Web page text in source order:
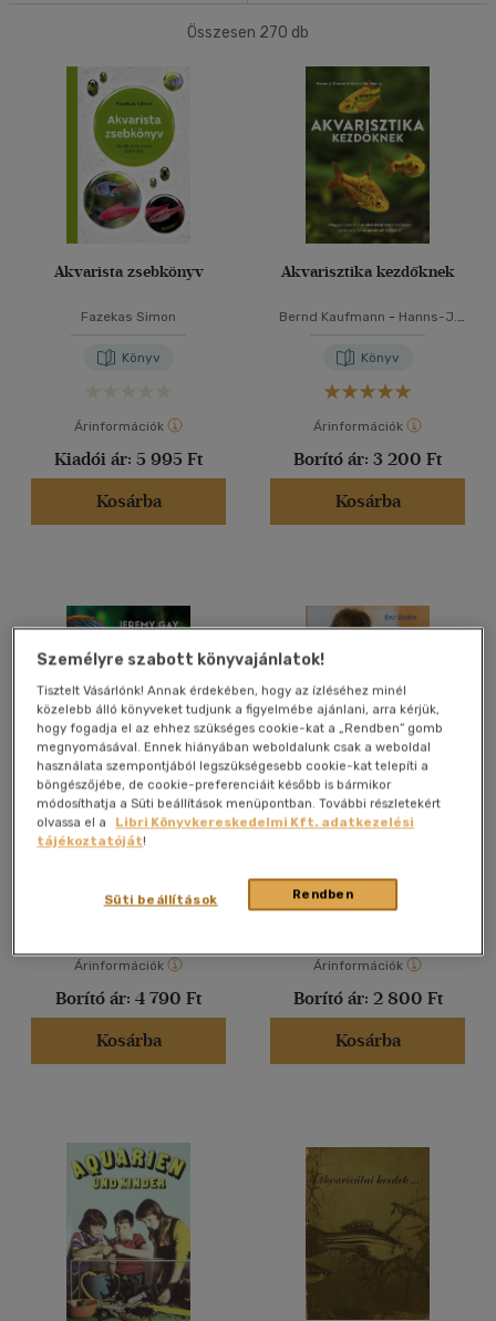
Gyermek és ifjúsági(1)
Felnőtt
Nyelv szerint
Magyar(20)
Vélemény szerint
Összesen 270 db
Akvarista zsebkönyv
Fazekas Simon
Könyv
Árinformációk
Kiadói ár: 5 995 Ft
Kosárba
Akvarisztika kezdőknek
Bernd Kaufmann - Hanns-J.
Könyv
Árinformációk
Borító ár: 3 200 Ft
Kosárba
A tökéletes akvárium
Könyv
Árinformációk
Borító ár: 4 790 Ft
Kosárba
Akvarisztika gyerekeknek
Árinformációk
Borító ár: 2 800 Ft
Kosárba
Személyre szabott könyvajánlatok!
Tisztelt Vásárlónk! Annak érdekében, hogy az ízléséhez minél
közelebb álló könyveket tudjunk a figyelmébe ajánlani, arra kérjük,
hogy fogadja el az ehhez szükséges cookie-kat a „Rendben” gomb
megnyomásával. Ennek hiányában weboldalunk csak a weboldal
használata szempontjából legszükségesebb cookie-kat telepíti a
böngészőjébe, de cookie-preferenciáit később is bármikor
módosíthatja a Süti beállítások menüpontban. További részletekért
olvassa el a
Libri Könyvkereskedelmi Kft. adatkezelési
tájékoztatóját!
Rendben
Süti beállítások